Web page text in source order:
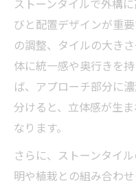
ストーンタイルで外構
びと配置デザインが重
の調整、タイルの大き
体に統一感や奥行きを
ば、アプローチ部分に
分けると、立体感が生
なります。
さらに、ストーンタイ
明や植栽との組み合わ